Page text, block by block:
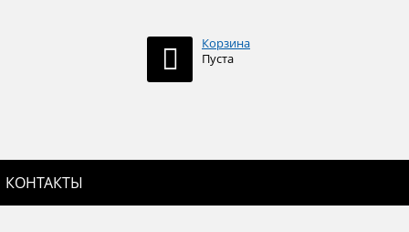
Корзина
Пуста
КОНТАКТЫ